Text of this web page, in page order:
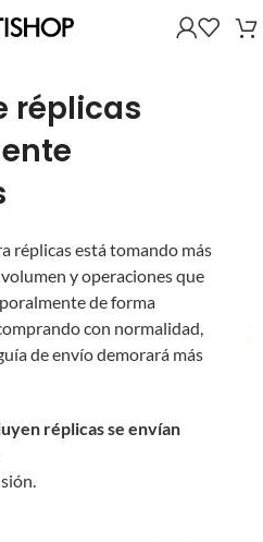
réplicas
réplicas está tomando más
y operaciones que
de forma
con normalidad,
de envío demorará más
réplicas se envían